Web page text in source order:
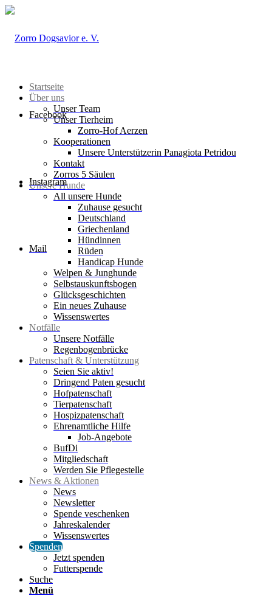
Facebook
Instagram
Mail
Startseite
Über uns
Unser Team
Unser Tierheim
Zorro-Hof Aerzen
Kooperationen
Unsere Unterstützerin Panagiota Petridou
Kontakt
Zorros 5 Säulen
Unsere Hunde
All unsere Hunde
Zuhause gesucht
Deutschland
Griechenland
Hündinnen
Rüden
Handicap Hunde
Welpen & Junghunde
Selbstauskunftsbogen
Glücksgeschichten
Ein neues Zuhause
Wissenswertes
Notfälle
Unsere Notfälle
Regenbogenbrücke
Patenschaft & Unterstützung
Seien Sie aktiv!
Dringend Paten gesucht
Hofpatenschaft
Tierpatenschaft
Hospizpatenschaft
Ehrenamtliche Hilfe
Job-Angebote
BufDi
Mitgliedschaft
Werden Sie Pflegestelle
News & Aktionen
News
Newsletter
Spende veschenken
Jahreskalender
Wissenswertes
Spenden
Jetzt spenden
Futterspende
Suche
Menü